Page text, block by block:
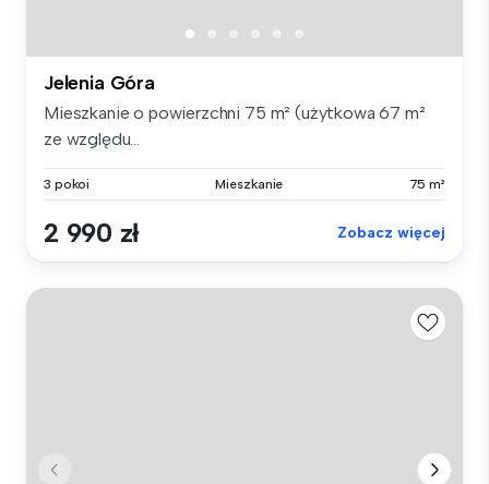
Jelenia Góra
Mieszkanie o powierzchni 75 m² (użytkowa 67 m²
ze względu...
3 pokoi Mieszkanie 75 m²
2 990 zł Zobacz więcej